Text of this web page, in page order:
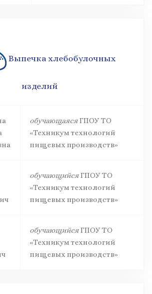
Выпечка хлебобулочных
изделий
обучающаясяГПОУ ТО
«Техникум технологий
пищевых производств»
обучающийсяГПОУ ТО
«Техникум технологий
пищевых производств»
обучающийсяГПОУ ТО
«Техникум технологий
пищевых производств»